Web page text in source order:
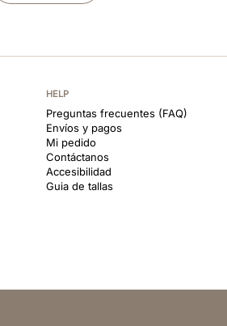
HELP
Preguntas frecuentes (FAQ)
Envíos y pagos
Mi pedido
Contáctanos
Accesibilidad
Guia de tallas